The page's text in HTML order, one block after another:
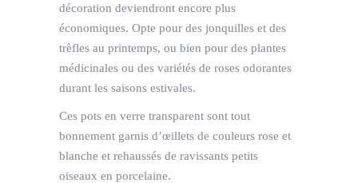
décoration deviendront encore plus
économiques. Opte pour des jonquilles et des
trèfles au printemps, ou bien pour des plantes
médicinales ou des variétés de roses odorantes
durant les saisons estivales.
Ces pots en verre transparent sont tout
bonnement garnis d’œillets de couleurs rose et
blanche et rehaussés de ravissants petits
oiseaux en porcelaine.